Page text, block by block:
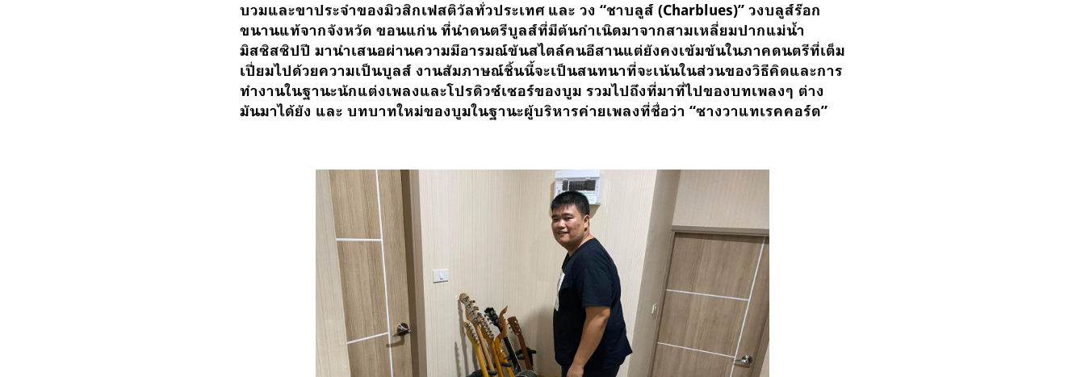
บวมและขาประจำของมิวสิกเฟสติวัลทั่วประเทศ และ วง “ชาบลูส์ (Charblues)” วงบลูส์ร๊อก
ขนานแท้จากจังหวัด ขอนแก่น ที่นำดนตรีบูลส์ที่มีต้นกำเนิดมาจากสามเหลี่ยมปากแม่น้ำ
มิสซิสซิปปี มานำเสนอผ่านความมีอารมณ์ขันสไตล์คนอีสานแต่ยังคงเข้มข้นในภาคดนตรีที่เต็ม
เปี่ยมไปด้วยความเป็นบูลส์ งานสัมภาษณ์ชิ้นนี้จะเป็นสนทนาที่จะเน้นในส่วนของวิธีคิดและการ
ทำงานในฐานะนักแต่งเพลงและโปรดิวซ์เซอร์ของบูม รวมไปถึงที่มาที่ไปของบทเพลงๆ ต่าง
มันมาได้ยัง และ บทบาทใหม่ของบูมในฐานะผู้บริหารค่ายเพลงที่ชื่อว่า “ซางวาแทเรคคอร์ด”